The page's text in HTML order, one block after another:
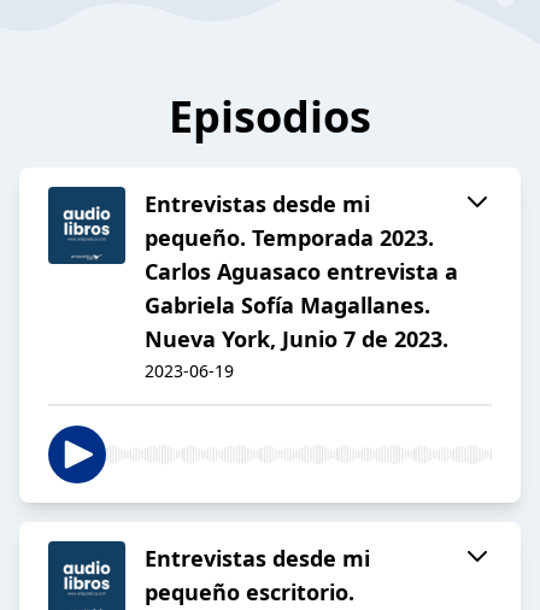
Episodios
Entrevistas desde mi
pequeño. Temporada 2023.
Carlos Aguasaco entrevista a
Gabriela Sofía Magallanes.
Nueva York, Junio 7 de 2023.
2023-06-19
Entrevistas desde mi
pequeño escritorio.